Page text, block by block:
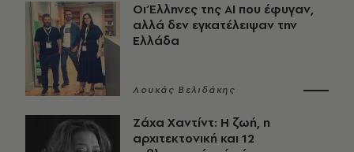
Οι Έλληνες της ΑΙ που έφυγαν,
αλλά δεν εγκατέλειψαν την
Ελλάδα
Λουκάς Βελιδάκης
Ζάχα Χαντίντ: Η ζωή, η
αρχιτεκτονική και 12